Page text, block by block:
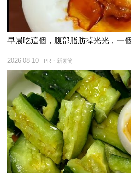
早晨吃這個，腹部脂肪掉光光，一
PR・新素簡
2026-08-10